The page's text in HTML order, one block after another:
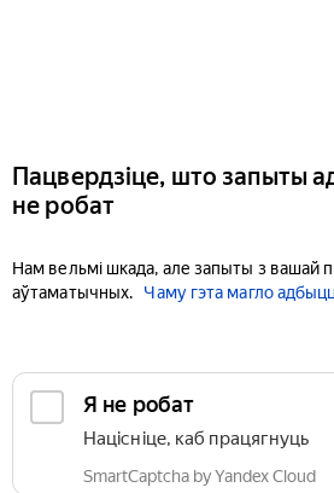
Пацвердзіце, што запыты
не робат
Нам вельмі шкада, але запыты з вашай
аўтаматычных.
Чаму гэта магло
Я не робат
Націсніце, каб працягнуць
SmartCaptcha by Yandex Cloud